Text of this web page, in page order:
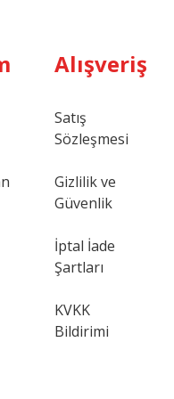
Alışveriş
Satış
Sözleşmesi
Gizlilik ve
Güvenlik
İptal İade
Şartları
KVKK
Bildirimi